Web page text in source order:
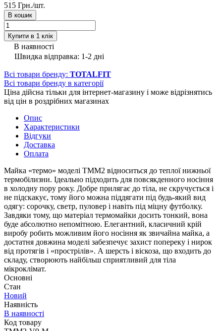
515 Грн./шт.
В кошик
Купити в 1 клік
В наявності
Швидка відправка: 1-2 дні
Всі товари бренду: TOTALFIT
Всі товари бренду в категорії
Ціна дійсна тільки для інтернет-магазину і може відрізнятись
від цін в роздрібних магазинах
Опис
Характеристики
Відгуки
Доставка
Оплата
Майка «термо» моделі TMM2 відноситься до теплої нижньої
термобілизни. Ідеально підходить для повсякденного носіння
в холодну пору року. Добре прилягає до тіла, не скручується і
не підскакує, тому його можна піддягати під будь-який вид
одягу: сорочку, светр, пуловер і навіть під міцну футболку.
Завдяки тому, що матеріал термомайки досить тонкий, вона
буде абсолютно непомітною. Елегантний, класичний крій
виробу робить можливим його носіння як звичайна майка, а
достатня довжина моделі забезпечує захист попереку і нирок
від протягів і «прострілів». А шерсть і віскоза, що входить до
складу, створюють найбільш сприятливий для тіла
мікроклімат.
Основні
Стан
Новий
Наявність
В наявності
Код товару